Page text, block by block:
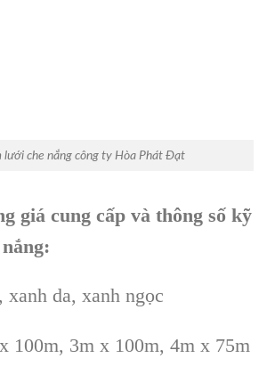
lưới che nắng công ty Hòa Phát Đạt
giá cung cấp và thông số kỹ
da, xanh ngọc
100m, 3m x 100m, 4m x 75m